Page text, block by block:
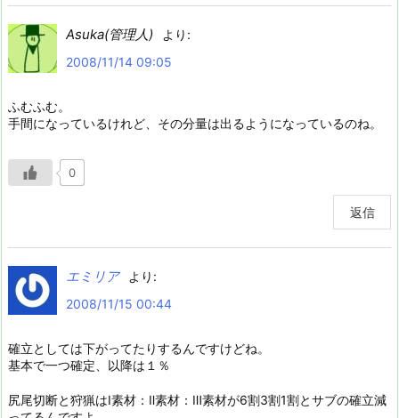
Asuka(管理人)
より:
2008/11/14 09:05
ふむふむ。
手間になっているけれど、その分量は出るようになっているのね。
0
返信
エミリア
より:
2008/11/15 00:44
確立としては下がってたりするんですけどね。
基本で一つ確定、以降は１％
尻尾切断と狩猟はⅠ素材：Ⅱ素材：Ⅲ素材が6割3割1割とサブの確立減